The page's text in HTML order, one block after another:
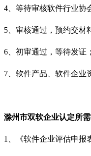
4 、等待审核软件行业
5 、审核通过，预约交
6 、初审通过，等待发证；
7 、软件产品、软件企业
滁州市双软企业认定所
1 、《软件企业评估申报